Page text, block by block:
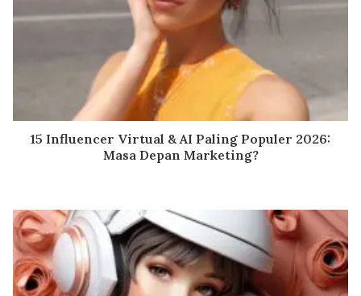
15 Influencer Virtual & AI Paling Populer 2026:
Masa Depan Marketing?